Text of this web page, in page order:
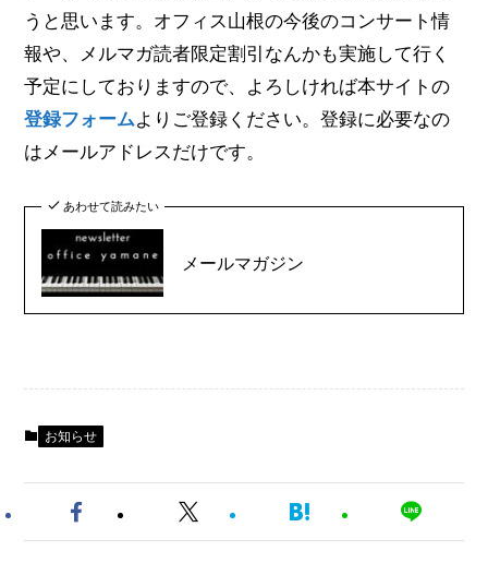
うと思います。オフィス山根の今後のコンサート情
報や、メルマガ読者限定割引なんかも実施して行く
予定にしておりますので、よろしければ本サイトの
登録フォームよりご登録ください。登録に必要なの
はメールアドレスだけです。
あわせて読みたい
メールマガジン
お知らせ